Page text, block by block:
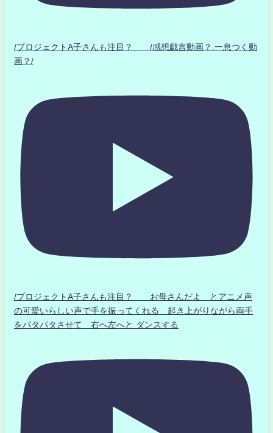
/プロジェクトA子さんも注目？ /感想戯言動画？.一息つく動
画？/
/プロジェクトA子さんも注目？ お母さんだよ とアニメ声
の可愛いらしい声で手を振ってくれる 起き上がりながら両手
をパタパタさせて 右へ左へと ダンスする